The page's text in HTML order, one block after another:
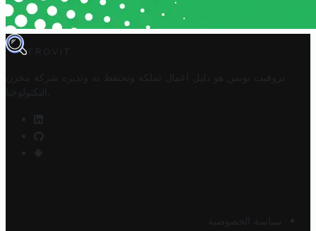
TROVIT
تروفيت تونس هو دليل أعمال تملكه وتحتفظ به وتديره
شركة مخزن
التكنولوجيا
سياسة الخصوصية